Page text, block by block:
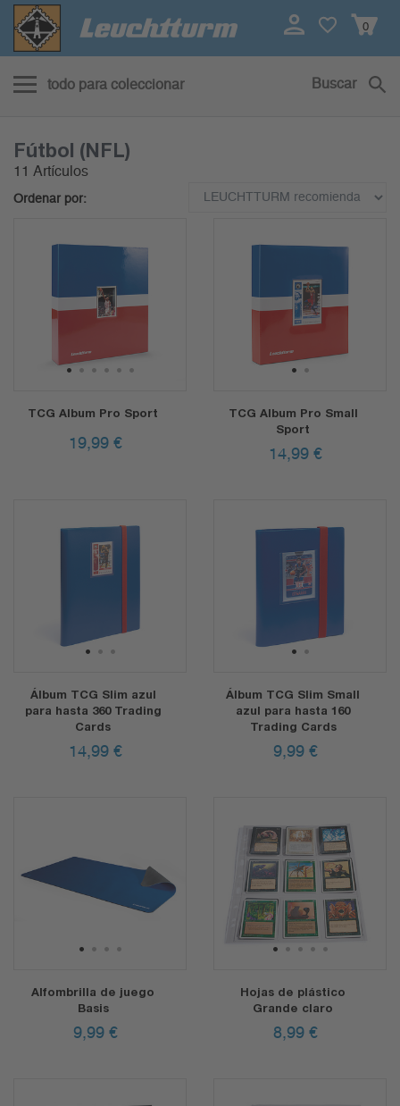
0
todo para coleccionar Buscar
Fútbol (NFL)
11 Artículos
Ordenar por:
123 4 5 6
TCG Album Pro Sport
19,99 €
12
TCG Album Pro Small
Sport
14,99 €
1 2 3
Álbum TCG Slim azul
para hasta 360 Trading
Cards
14,99 €
12
Álbum TCG Slim Small
azul para hasta 160
Trading Cards
9,99 €
1 2 3 4
Alfombrilla de juego
Basis
9,99 €
1234 5
Hojas de plástico
Grande claro
8,99 €